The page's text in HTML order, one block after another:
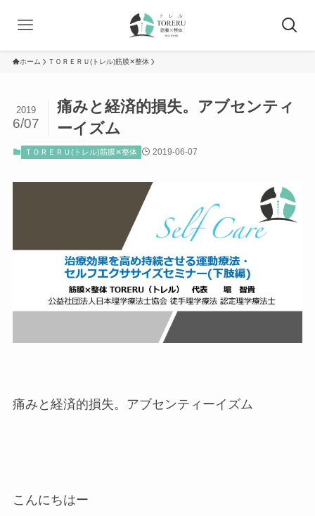
ホーム ＴＯＲＥＲＵ(トレル)筋膜✕整体
痛みと経済的損失。アブセンティ
ーイズム
2019
6/07
ＴＯＲＥＲＵ(トレル)筋膜✕整体 2019-06-07
痛みと経済的損失。アブセンティーイズム
こんにちはー